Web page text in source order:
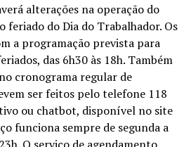
alterações na operação do
feriado do Dia do Trabalhador. Os
a programação prevista para
das 6h30 às 18h. Também
cronograma regular de
ser feitos pelo telefone 118
ou chatbot, disponível no site
funciona sempre de segunda a